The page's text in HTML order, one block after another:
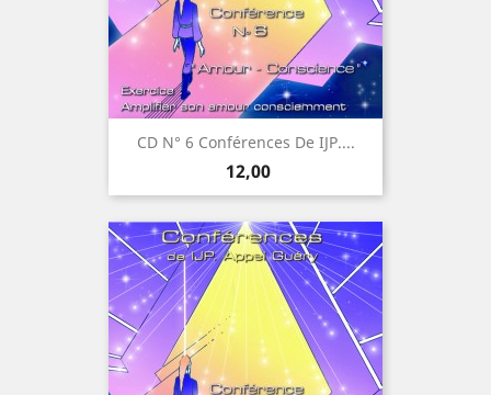
CD N° 6 Conférences De IJP....
Prijs
12,00